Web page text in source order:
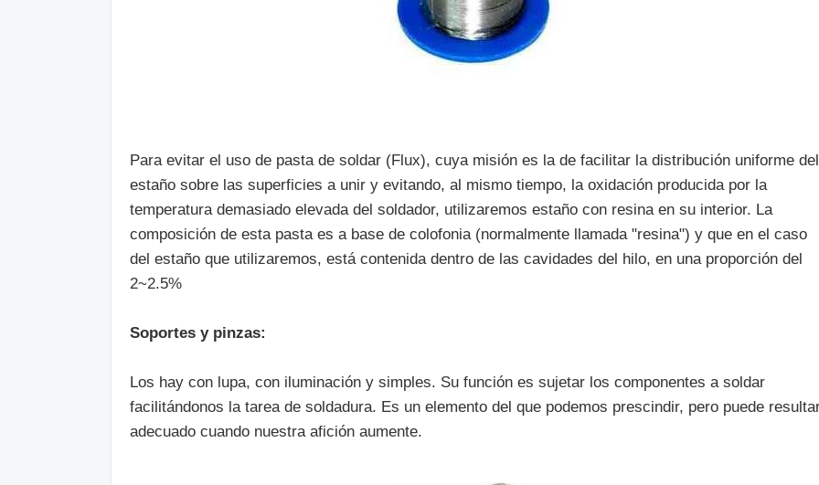
Para evitar el uso de pasta de soldar (Flux), cuya misión es la de facilitar la distribución uniforme del
estaño sobre las superficies a unir y evitando, al mismo tiempo, la oxidación producida por la
temperatura demasiado elevada del soldador, utilizaremos estaño con resina en su interior. La
composición de esta pasta es a base de colofonia (normalmente llamada "resina") y que en el caso
del estaño que utilizaremos, está contenida dentro de las cavidades del hilo, en una proporción del
2~2.5%
Soportes y pinzas:
Los hay con lupa, con iluminación y simples. Su función es sujetar los componentes a soldar
facilitándonos la tarea de soldadura. Es un elemento del que podemos prescindir, pero puede
adecuado cuando nuestra afición aumente.